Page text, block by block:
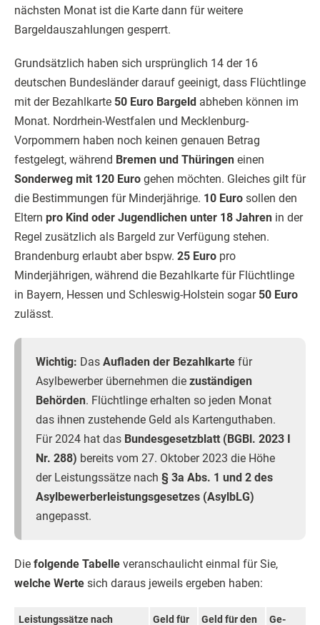
nächsten Monat ist die Karte dann für weitere
Bargeldauszahlungen gesperrt.
Grundsätzlich haben sich ursprünglich 14 der 16
deutschen Bundesländer darauf geeinigt, dass Flüchtlinge
mit der Bezahlkarte 50 Euro Bargeld abheben können im
Monat. Nordrhein-Westfalen und Mecklenburg-
Vorpommern haben noch keinen genauen Betrag
festgelegt, während Bremen und Thüringen einen
Sonderweg mit 120 Euro gehen möchten. Gleiches gilt für
die Bestimmungen für Minderjährige. 10 Euro sollen den
Eltern pro Kind oder Jugendlichen unter 18 Jahren in der
Regel zusätzlich als Bargeld zur Verfügung stehen.
Brandenburg erlaubt aber bspw. 25 Euro pro
Minderjährigen, während die Bezahlkarte für Flüchtlinge
in Bayern, Hessen und Schleswig-Holstein sogar 50 Euro
zulässt.
Wichtig: Das Aufladen der Bezahlkarte für
Asylbewerber übernehmen die zuständigen
Behörden. Flüchtlinge erhalten so jeden Monat
das ihnen zustehende Geld als Kartenguthaben.
Für 2024 hat das Bundesgesetzblatt (BGBl. 2023 I
Nr. 288) bereits vom 27. Oktober 2023 die Höhe
der Leistungssätze nach § 3a Abs. 1 und 2 des
Asylbewerberleistungsgesetzes (AsylbLG)
angepasst.
Die folgende Tabelle veranschaulicht einmal für Sie,
welche Werte sich daraus jeweils ergeben haben:
Leistungs­sätze nach Geld für Geld für den Ge­